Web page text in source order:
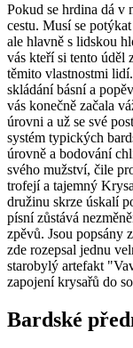
Pokud se hrdina dá v
cestu. Musí se
ale hlavně s lidskou
vás kteří si tento úděl
těmito vlastnostmi
skládání básní a
vás konečně začala
úrovni a už se své
systém typických
úrovně a bodování
svého mužství, čile
trofejí a tajemný
družinu skrze úskalí
písní zůstává
zpěvů. Jsou popsány
zde rozepsal jednu
starobylý artefakt
zapojení krysařů do
Bardské